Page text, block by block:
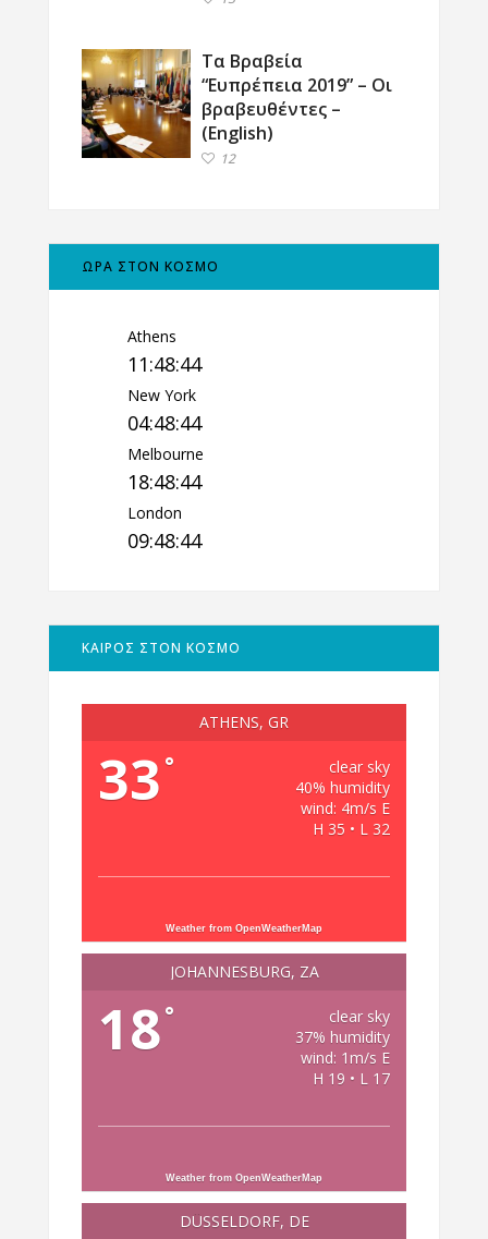
Τα Βραβεία
“Ευπρέπεια 2019” – Οι
βραβευθέντες –
(English)
12
ΩΡΑ ΣΤΟΝ ΚΟΣΜΟ
Athens
11:48:45
New York
04:48:45
Melbourne
18:48:45
London
09:48:45
ΚΑΙΡΟΣ ΣΤΟΝ ΚΟΣΜΟ
ATHENS, GR
33 °
clear sky
40% humidity
wind: 4m/s E
H 35 • L 32
Weather from OpenWeatherMap
JOHANNESBURG, ZA
18°
clear sky
37% humidity
wind: 1m/s E
H 19 • L 17
Weather from OpenWeatherMap
DÜSSELDORF, DE